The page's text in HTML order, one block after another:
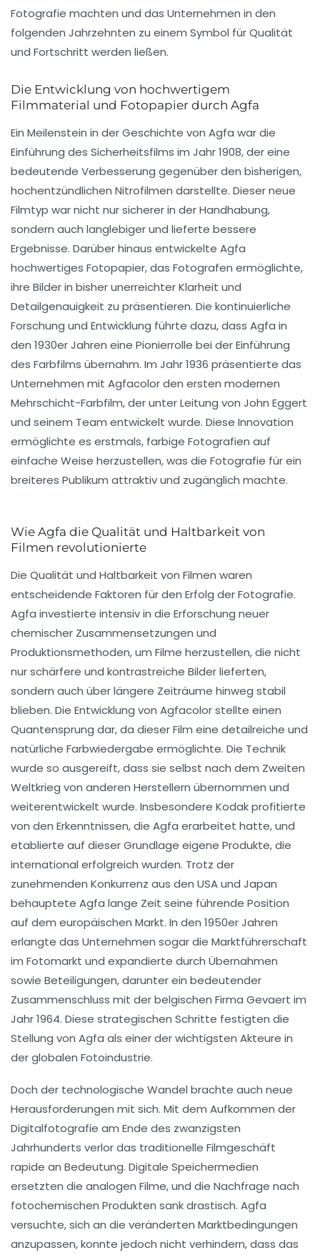
Fotografie machten und das Unternehmen in den
folgenden Jahrzehnten zu einem Symbol für Qualität
und Fortschritt werden ließen.
Die Entwicklung von hochwertigem
Filmmaterial und Fotopapier durch Agfa
Ein Meilenstein in der Geschichte von Agfa war die
Einführung des Sicherheitsfilms im Jahr 1908, der eine
bedeutende Verbesserung gegenüber den bisherigen,
hochentzündlichen Nitrofilmen darstellte. Dieser neue
Filmtyp war nicht nur sicherer in der Handhabung,
sondern auch langlebiger und lieferte bessere
Ergebnisse. Darüber hinaus entwickelte Agfa
hochwertiges Fotopapier, das Fotografen ermöglichte,
ihre Bilder in bisher unerreichter Klarheit und
Detailgenauigkeit zu präsentieren. Die kontinuierliche
Forschung und Entwicklung führte dazu, dass Agfa in
den 1930er Jahren eine Pionierrolle bei der Einführung
des Farbfilms übernahm. Im Jahr 1936 präsentierte das
Unternehmen mit Agfacolor den ersten modernen
Mehrschicht-Farbfilm, der unter Leitung von John Eggert
und seinem Team entwickelt wurde. Diese Innovation
ermöglichte es erstmals, farbige Fotografien auf
einfache Weise herzustellen, was die Fotografie für ein
breiteres Publikum attraktiv und zugänglich machte.
Wie Agfa die Qualität und Haltbarkeit von
Filmen revolutionierte
Die Qualität und Haltbarkeit von Filmen waren
entscheidende Faktoren für den Erfolg der Fotografie.
Agfa investierte intensiv in die Erforschung neuer
chemischer Zusammensetzungen und
Produktionsmethoden, um Filme herzustellen, die nicht
nur schärfere und kontrastreiche Bilder lieferten,
sondern auch über längere Zeiträume hinweg stabil
blieben. Die Entwicklung von Agfacolor stellte einen
Quantensprung dar, da dieser Film eine detailreiche und
natürliche Farbwiedergabe ermöglichte. Die Technik
wurde so ausgereift, dass sie selbst nach dem Zweiten
Weltkrieg von anderen Herstellern übernommen und
weiterentwickelt wurde. Insbesondere Kodak profitierte
von den Erkenntnissen, die Agfa erarbeitet hatte, und
etablierte auf dieser Grundlage eigene Produkte, die
international erfolgreich wurden. Trotz der
zunehmenden Konkurrenz aus den USA und Japan
behauptete Agfa lange Zeit seine führende Position
auf dem europäischen Markt. In den 1950er Jahren
erlangte das Unternehmen sogar die Marktführerschaft
im Fotomarkt und expandierte durch Übernahmen
sowie Beteiligungen, darunter ein bedeutender
Zusammenschluss mit der belgischen Firma Gevaert im
Jahr 1964. Diese strategischen Schritte festigten die
Stellung von Agfa als einer der wichtigsten Akteure in
der globalen Fotoindustrie.
Doch der technologische Wandel brachte auch neue
Herausforderungen mit sich. Mit dem Aufkommen der
Digitalfotografie am Ende des zwanzigsten
Jahrhunderts verlor das traditionelle Filmgeschäft
rapide an Bedeutung. Digitale Speichermedien
ersetzten die analogen Filme, und die Nachfrage nach
fotochemischen Produkten sank drastisch. Agfa
versuchte, sich an die veränderten Marktbedingungen
anzupassen, konnte jedoch nicht verhindern, dass das